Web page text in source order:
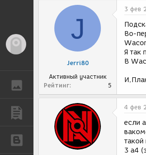
ГАЛЕРЕЯ
ПУБЛИКАЦИИ
БЛОГИ
а
о
д
и
я
J
Jerri80
Активный участник
Рейтинг
5
3 фев
Во-
Я так
В
4 фев
если
3 а4